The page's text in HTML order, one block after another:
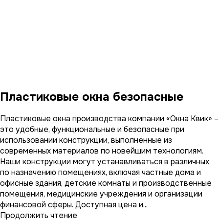
Пластиковые окна безопасные
Пластиковые окна производства компании «Окна Квик» –
это удобные, функциональные и безопасные при
использовании конструкции, выполненные из
современных материалов по новейшим технологиям.
Наши конструкции могут устанавливаться в различных
по назначению помещениях, включая частные дома и
офисные здания, детские комнаты и производственные
помещения, медицинские учреждения и организации
финансовой сферы. Доступная цена и...
Продолжить чтение